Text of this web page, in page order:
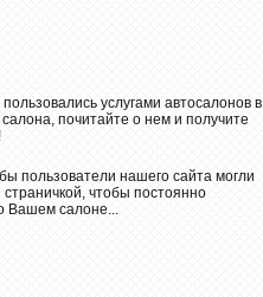
услугами автосалонов в
почитайте о нем и получите
пользователи нашего сайта могли
чтобы постоянно
Вашем салоне...